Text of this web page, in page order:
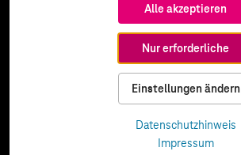
Alle akzeptieren
Nur erforderliche
Einstellungen ändern
Datenschutzhinweis
Impressum